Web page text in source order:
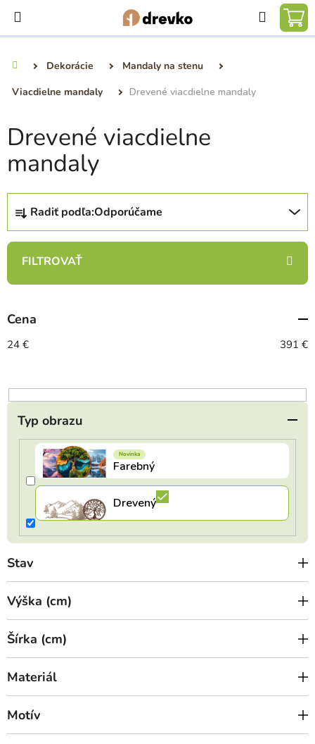
obsah
Hľadať
Dekorácie
Mandaly na stenu
Viacdielne mandaly
Drevené viacdielne mandaly
Drevené viacdielne
mandaly
R
d
n
e
p
r
d
u
Radiť podľa:Odporúčame
Cena
24 € 391 €
Typ obrazu
Stav
Výška (cm)
Šírka (cm)
Materiál
Motív